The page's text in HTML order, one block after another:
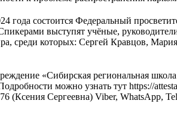
состоится Федеральный
выступят учёные,
среди которых: Сергей Кравцов,
«Сибирская региональная
можно узнать тут https://
(Ксения Сергеевна) Viber, WhatsApp,